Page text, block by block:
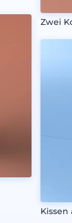
Zwei
Kissen